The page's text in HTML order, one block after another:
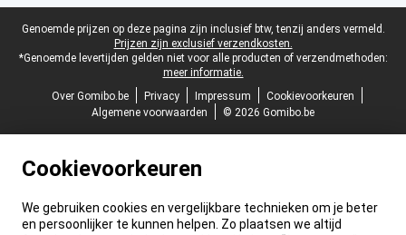
Juridische voettekst
Genoemde prijzen op deze pagina zijn inclusief btw, tenzij anders vermeld.
Prijzen zijn exclusief verzendkosten.
*Genoemde levertijden gelden niet voor alle producten of verzendmethoden:
meer informatie.
Over Gomibo.be
Privacy Impressum
Cookievoorkeuren
Algemene voorwaarden
© 2026 Gomibo.be
Cookievoorkeuren
We gebruiken cookies en vergelijkbare technieken om je beter
en persoonlijker te kunnen helpen. Zo plaatsen we altijd